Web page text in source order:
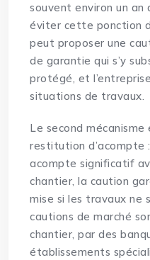
souvent environ un an
éviter cette ponction
peut proposer une
de garantie qui s’y
protégé, et
situations de travaux.
Le second
restitution d’acompte
acompte significatif
chantier, la caution
mise si les travaux ne
cautions de marché
chantier, par des
établissements